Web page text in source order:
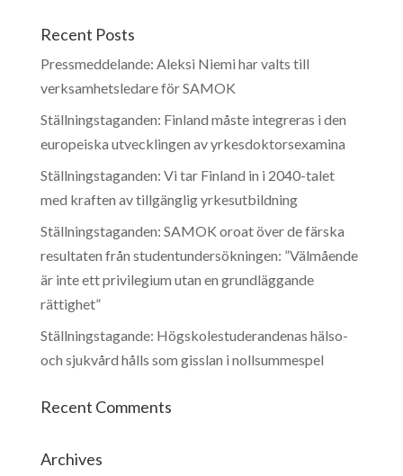
Recent Posts
Pressmeddelande: Aleksi Niemi har valts till
verksamhetsledare för SAMOK
Ställningstaganden: Finland måste integreras i den
europeiska utvecklingen av yrkesdoktorsexamina
Ställningstaganden: Vi tar Finland in i 2040-talet
med kraften av tillgänglig yrkesutbildning
Ställningstaganden: SAMOK oroat över de färska
resultaten från studentundersökningen: ”Välmående
är inte ett privilegium utan en grundläggande
rättighet”
Ställningstagande: Högskolestuderandenas hälso-
och sjukvård hålls som gisslan i nollsummespel
Recent Comments
Archives